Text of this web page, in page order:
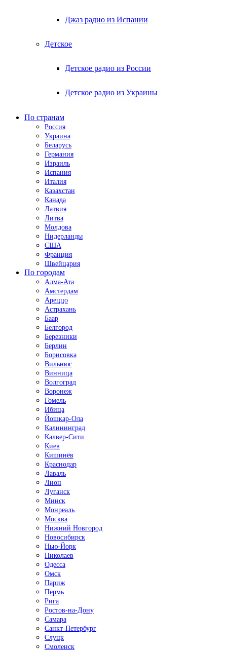
Джаз радио из Испании
Детское
Детское радио из России
Детское радио из Украины
По странам
Россия
Украина
Беларусь
Германия
Израиль
Испания
Италия
Казахстан
Канада
Латвия
Литва
Молдова
Нидерланды
США
Франция
Швейцария
По городам
Алма-Ата
Амстердам
Ареццо
Астрахань
Баар
Белгород
Березники
Берлин
Борисовка
Вильнюс
Винница
Волгоград
Воронеж
Гомель
Ибица
Йошкар-Ола
Калининград
Калвер-Сити
Киев
Кишинёв
Краснодар
Лаваль
Лион
Луганск
Минск
Монреаль
Москва
Нижний Новгород
Новосибирск
Нью-Йорк
Николаев
Одесса
Омск
Париж
Пермь
Рига
Ростов-на-Дону
Самара
Санкт-Петербург
Слуцк
Смоленск